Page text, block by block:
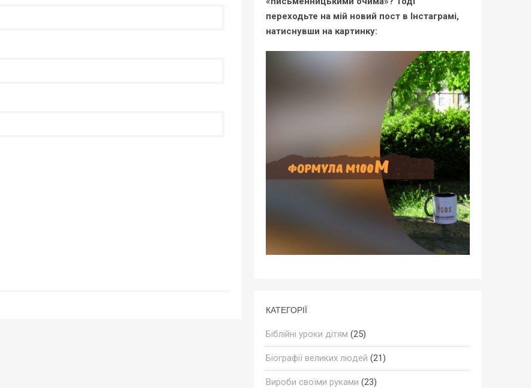
переходьте на мій новий пост в Інстаграмі,
натиснувши на картинку:
КАТЕГОРІЇ
Біблійні уроки дітям (25)
Біографії великих людей (21)
Вироби своїми руками (23)